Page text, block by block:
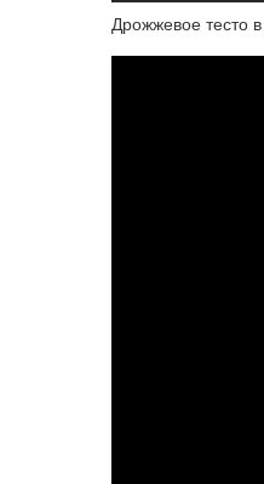
Дрожжевое тесто